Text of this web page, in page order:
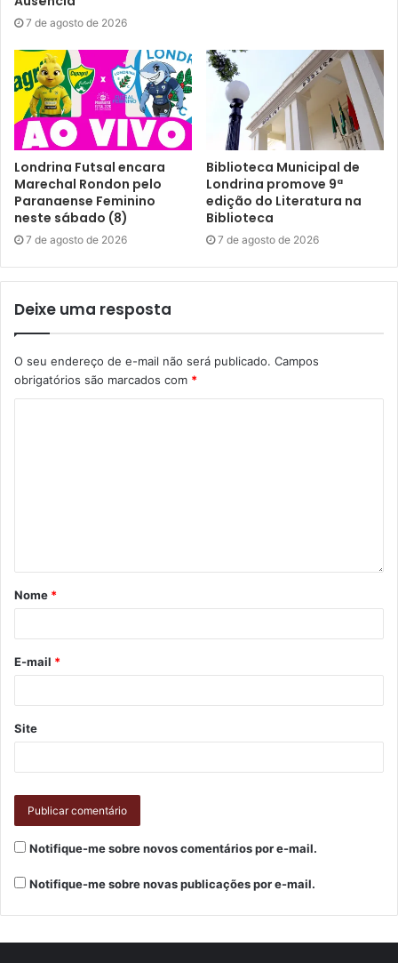
As vagas estão sujeitas a alterações conforme o
preenchimento do limite de encaminhamentos.
Gostei
Etiquetas agência do Trabalhador
mural de vagas
oportunidades de trabalho
SMTER
trabalho
Trabalho Emprego e Renda
vagas de emprego vagas para PCD
7 de agosto de 2026
Londrina Futsal encara
Marechal Rondon pelo
Paranaense Feminino
neste sábado (8)
7 de agosto de 2026
Biblioteca Municipal de
Londrina promove 9ª
edição do Literatura na
Biblioteca
7 de agosto de 2026
Deixe uma resposta
O seu endereço de e-mail não será publicado. Campos
obrigatórios são marcados com *
Nome *
E-mail *
Site
Notifique-me sobre novos comentários por e-mail.
Notifique-me sobre novas publicações por e-mail.